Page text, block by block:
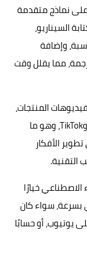
على نماذج متقدمة
السيناريو،
وإضافة
مما يقلل وقت
المنتجات،
والعروض التقديمية، ومقاطع YouTube Shorts وTikTok، وهو ما
الأفكار
التقنية.
الاصطناعي خيارًا
سواء كان
يوتيوب، أو حسابًا